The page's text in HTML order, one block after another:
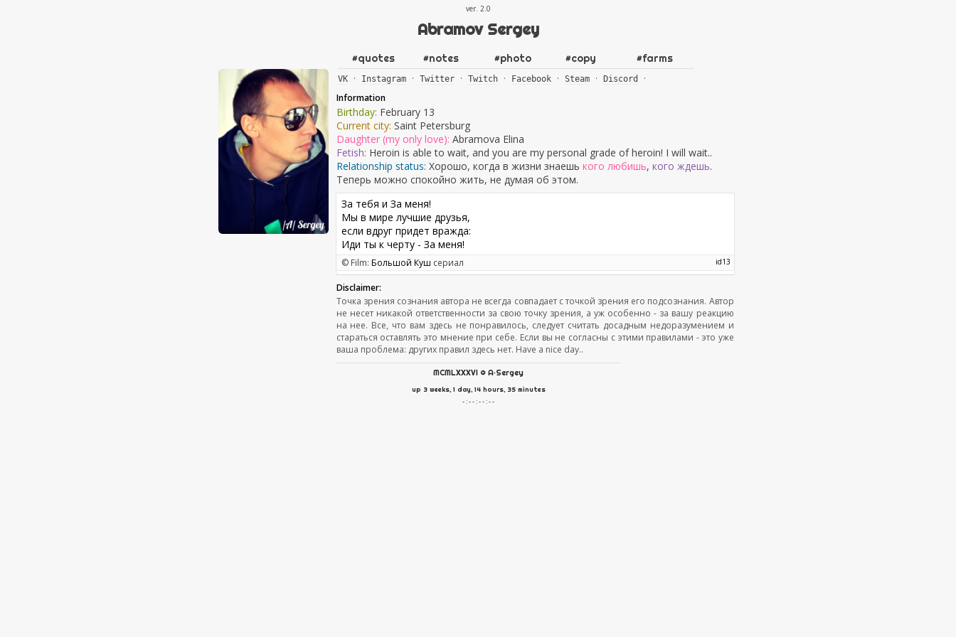
ver. 2.0
Abramov Sergey
#quotes #notes #photo #copy #farms
VK · Instagram · Twitter · Twitch · Facebook · Steam · Discord
·
Information
Birthday: February 13
Current city: Saint Petersburg
Daughter (my only love): Abramova Elina
Fetish: Heroin is able to wait, and you are my personal grade of heroin! I will wait..
Relationship status: Хорошо, когда в жизни знаешь кого любишь, кого ждешь.
Теперь можно спокойно жить, не думая об этом.
За тебя и За меня!
Мы в мире лучшие друзья,
если вдруг придет вражда:
Иди ты к черту - За меня!
13
© Film: Большой Куш сериал
Disclaimer:
Точка зрения сознания автора не всегда совпадает с точкой зрения его подсознания. Автор
не несет никакой ответственности за свою точку зрения, а уж особенно - за вашу реакцию
на нее. Все, что вам здесь не понравилось, следует считать досадным недоразумением и
стараться оставлять это мнение при себе. Если вы не согласны с этими правилами - это уже
ваша проблема: других правил здесь нет. Have a nice day..
MCMLXXXVI © A·Sergey
up 3 weeks, 1 day, 14 hours, 35 minutes
- : - - : - - : - -